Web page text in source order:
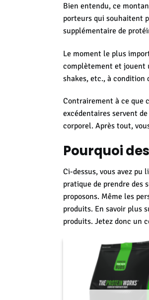
Bien entendu, ce
porteurs qui souhaitent
supplémentaire de
Le moment le plus
complètement et jouent
shakes, etc., à
Contrairement à ce que
excédentaires servent
corporel. Après tout,
Pourquoi
Ci-dessus, vous avez pu
pratique de prendre des
proposons. Même les
produits. En savoir plus
produits. Jetez donc un